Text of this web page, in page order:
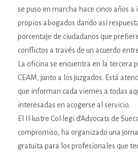
se puso en marcha hace cinco años a
propios abogados dando así
porcentaje de ciudadanos que
conflictos a través de un acuerdo
La oficina se encuentra en la tercera
CEAM, junto a los juzgados. Está
que informan cada viernes a todas
interesadas en acogerse al servicio.
El Il·lustre Col·legi d’Advocats de
compromiso, ha organizado una
gratuita para los profesionales que